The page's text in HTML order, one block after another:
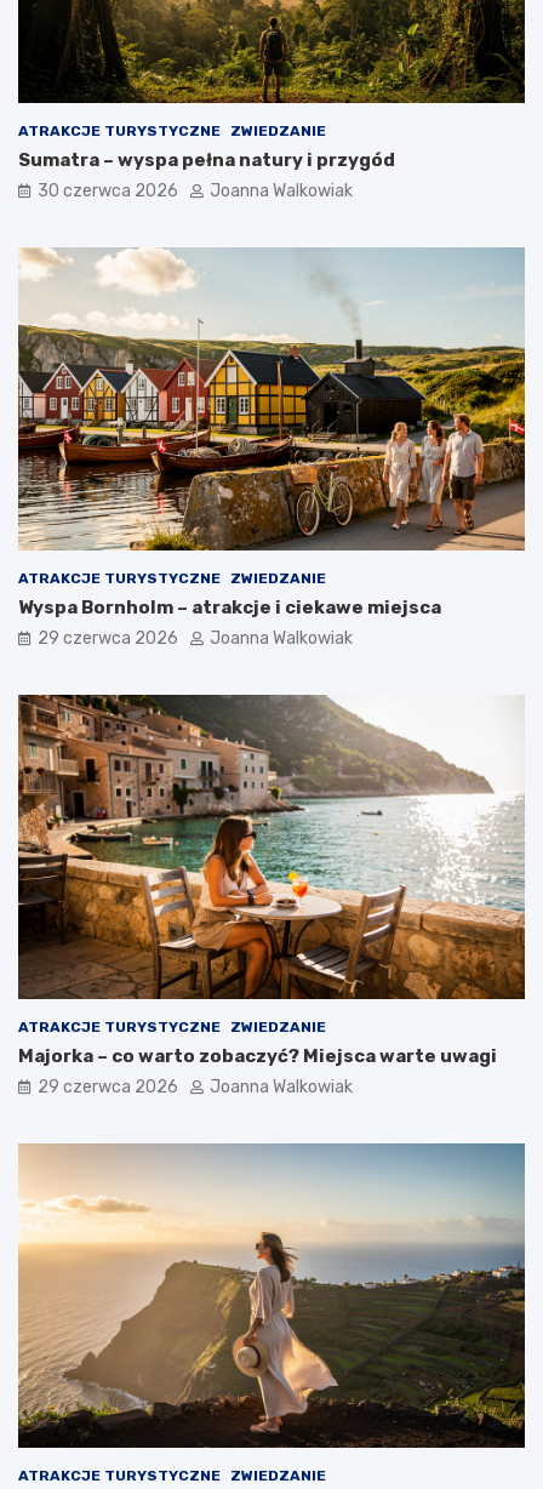
ATRAKCJE TURYSTYCZNE ZWIEDZANIE
Sumatra – wyspa pełna natury i przygód
30 czerwca 2026 Joanna Walkowiak
ATRAKCJE TURYSTYCZNE ZWIEDZANIE
Wyspa Bornholm – atrakcje i ciekawe miejsca
29 czerwca 2026 Joanna Walkowiak
ATRAKCJE TURYSTYCZNE ZWIEDZANIE
Majorka – co warto zobaczyć? Miejsca warte uwagi
29 czerwca 2026 Joanna Walkowiak
ATRAKCJE TURYSTYCZNE ZWIEDZANIE